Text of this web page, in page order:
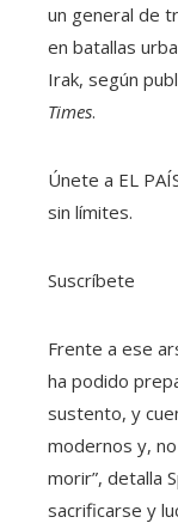
un general de
en batallas
Irak, según
Times.
Únete a EL
sin límites.
Suscríbete
Frente a ese
ha podido
sustento, y
modernos y,
morir”, detalla
sacrificarse y